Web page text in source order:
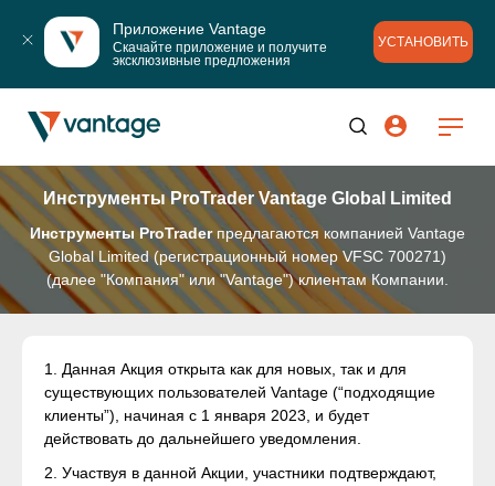
Приложение Vantage
Скачайте приложение и получите
эксклюзивные предложения
УСТАНОВИТЬ
Инструменты ProTrader Vantage Global Limited
Инструменты ProTraderпредлагаются компанией Vantage
Global Limited (регистрационный номер VFSC 700271)
(далее "Компания" или "Vantage") клиентам Компании.
1. Данная Акция открыта как для новых, так и для
существующих пользователей Vantage (“подходящие
клиенты”), начиная с 1 января 2023, и будет
действовать до дальнейшего уведомления.
2. Участвуя в данной Акции, участники подтверждают,